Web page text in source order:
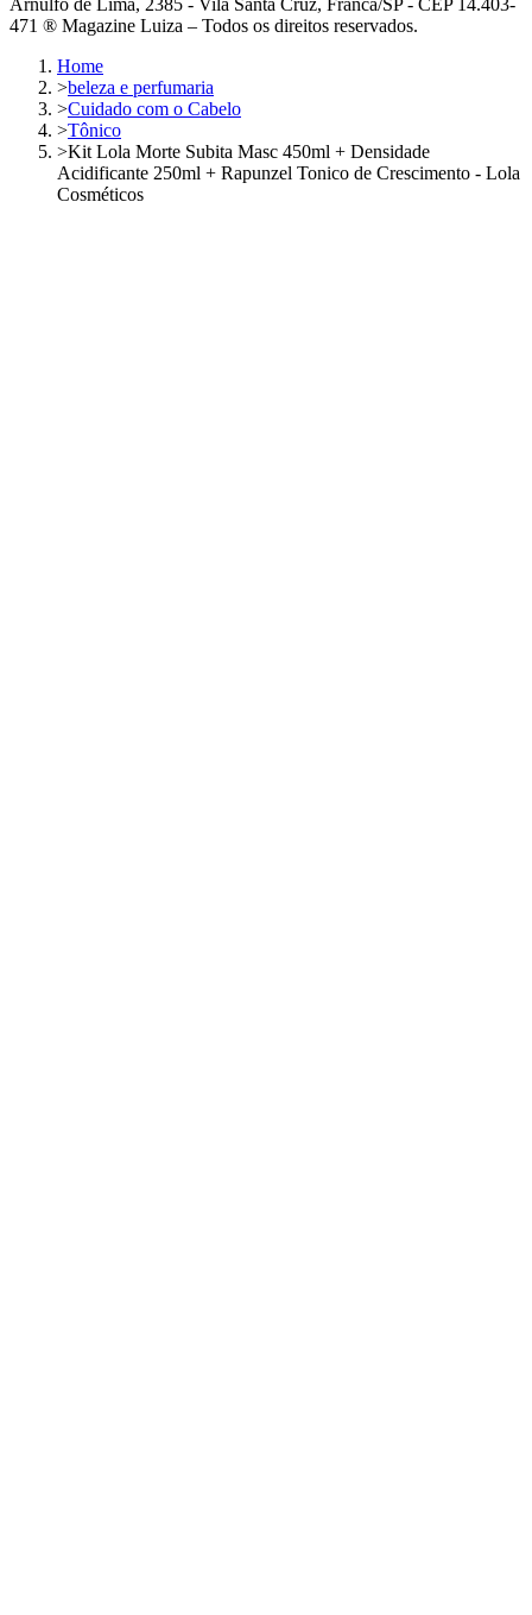
Arnulfo de Lima, 2385 - Vila Santa Cruz, Franca/SP - CEP 14.403-
471 ® Magazine Luiza – Todos os direitos reservados.
Home
>beleza e perfumaria
>Cuidado com o Cabelo
>Tônico
>Kit Lola Morte Subita Masc 450ml + Densidade
Acidificante 250ml + Rapunzel Tonico de Crescimento - Lola
Cosméticos